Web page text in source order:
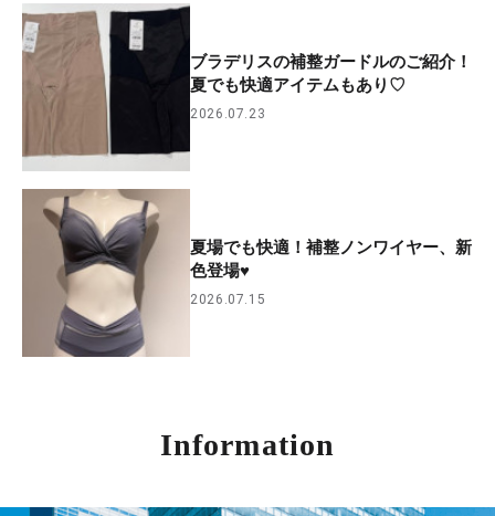
ブラデリスの補整ガードルのご紹介！
夏でも快適アイテムもあり♡
2026.07.23
夏場でも快適！補整ノンワイヤー、新
色登場♥
2026.07.15
Information